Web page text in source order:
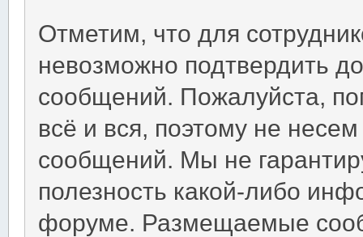
Отметим, что для
невозможно подтвердить
сообщений. Пожалуйста,
всё и вся, поэтому не
сообщений. Мы не
полезность какой-либо
форуме. Размещаемые